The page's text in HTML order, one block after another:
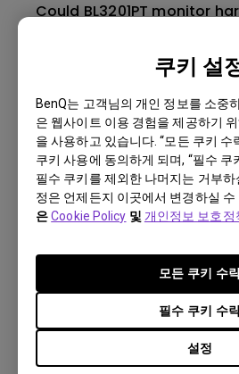
쿠키 설
BenQ는 고객님의 개인 정보를 소중
은 웹사이트 이용 경험을 제공하기
을 사용하고 있습니다. “모든 쿠키 수
쿠키 사용에 동의하게 되며, “필수 쿠
필수 쿠키를 제외한 나머지는 거부하
정은 언제든지 이곳에서 변경하실 수
은Cookie Policy 및 개인정보 보호정
설정
필수 쿠키 수
모든 쿠키 수
Could BL3201PT monitor
Eyefinity function?
[XL2420G]Why the GSync
Switch does not work?
Can BL3201PT support 60
at ultra high resolution?
Can BL3200PT support